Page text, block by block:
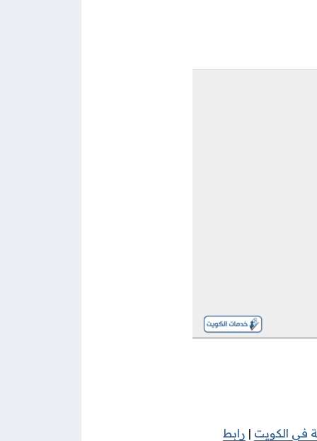
في الكويت | رابط